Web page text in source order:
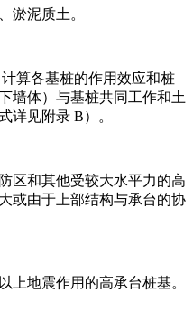
淤泥质土。
算各基桩的作用效应和桩
墙体）与基桩共同工作和土
详见附录 B）。
区和其他受较大水平力的高
或由于上部结构与承台的协
上地震作用的高承台桩基。